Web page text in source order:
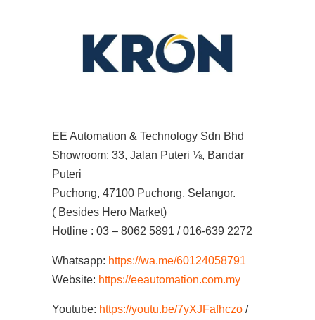
EE Automation & Technology Sdn Bhd
Showroom: 33, Jalan Puteri ⅛, Bandar
Puteri
Puchong, 47100 Puchong, Selangor.
( Besides Hero Market)
Hotline : 03 – 8062 5891 / 016-639 2272
Whatsapp: https://wa.me/60124058791
Website: https://eeautomation.com.my
Youtube: https://youtu.be/7yXJFafhczo /